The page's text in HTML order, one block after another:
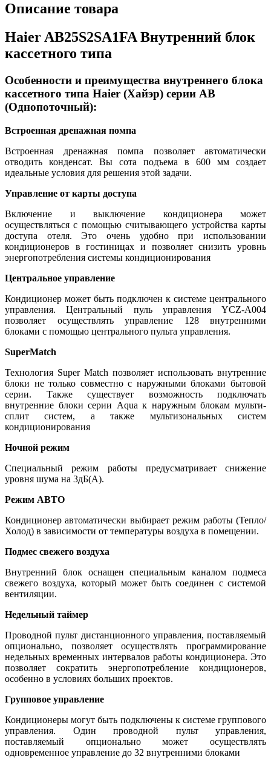
Описание товара
Haier AB25S2SA1FA Внутренний блок
кассетного типа
Особенности и преимущества внутреннего блока
кассетного типа Haier (Хайэр) серии AB
(Однопоточный):
Встроенная дренажная помпа
Встроенная дренажная помпа позволяет автоматически
отводить конденсат. Вы сота подъема в 600 мм создает
идеальные условия для решения этой задачи.
Управление от карты доступа
Включение и выключение кондиционера может
осуществляться с помощью считывающего устройства карты
доступа отеля. Это очень удобно при использовании
кондиционеров в гостиницах и позволяет снизить уровнь
энергопотребления системы кондиционирования
Центральное управление
Кондиционер может быть подключен к системе центрального
управления. Центральный пуль управления YCZ-A004
позволяет осуществлять управление 128 внутренними
блоками с помощью центрального пульта управления.
SuperMatch
Технология Super Match позволяет использовать внутренние
блоки не только совместно с наружными блоками бытовой
серии. Также существует возможность подключать
внутренние блоки серии Aqua к наружным блокам мульти-
сплит систем, а также мультизональных систем
кондиционирования
Ночной режим
Специальный режим работы предусматривает снижение
уровня шума на 3дБ(А).
Режим АВТО
Кондиционер автоматически выбирает режим работы (Тепло/
Холод) в зависимости от температуры воздуха в помещении.
Подмес свежего воздуха
Внутренний блок оснащен специальным каналом подмеса
свежего воздуха, который может быть соединен с системой
вентиляции.
Недельный таймер
Проводной пульт дистанционного управления, поставляемый
опционально, позволяет осуществлять программирование
недельных временных интервалов работы кондиционера. Это
позволяет сократить энергопотребление кондиционеров,
особенно в условиях больших проектов.
Групповое управление
Кондиционеры могут быть подключены к системе группового
управления. Один проводной пульт управления,
поставляемый опционально может осуществлять
одновременное управление до 32 внутренними блоками